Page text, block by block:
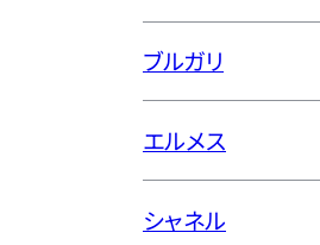
ブルガリ
エルメス
シャネル